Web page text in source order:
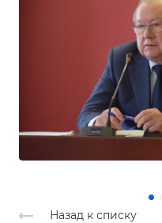
Назад к списку